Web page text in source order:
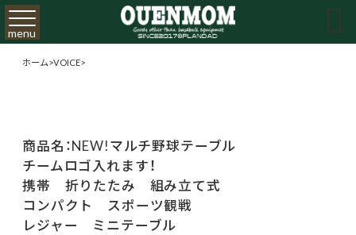
menu 
ホーム>VOICE>
商品名：NEW!マルチ野球テーブル
チームロゴ入れます！
携帯 折りたたみ 組み立て式
コンパクト スポーツ観戦
レジャー ミニテーブル